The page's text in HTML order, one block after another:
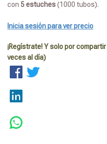
con 5 estuches(1000 tubos).
Inicia sesión para ver precio
¡Regístrate! Y solo por
veces al día)